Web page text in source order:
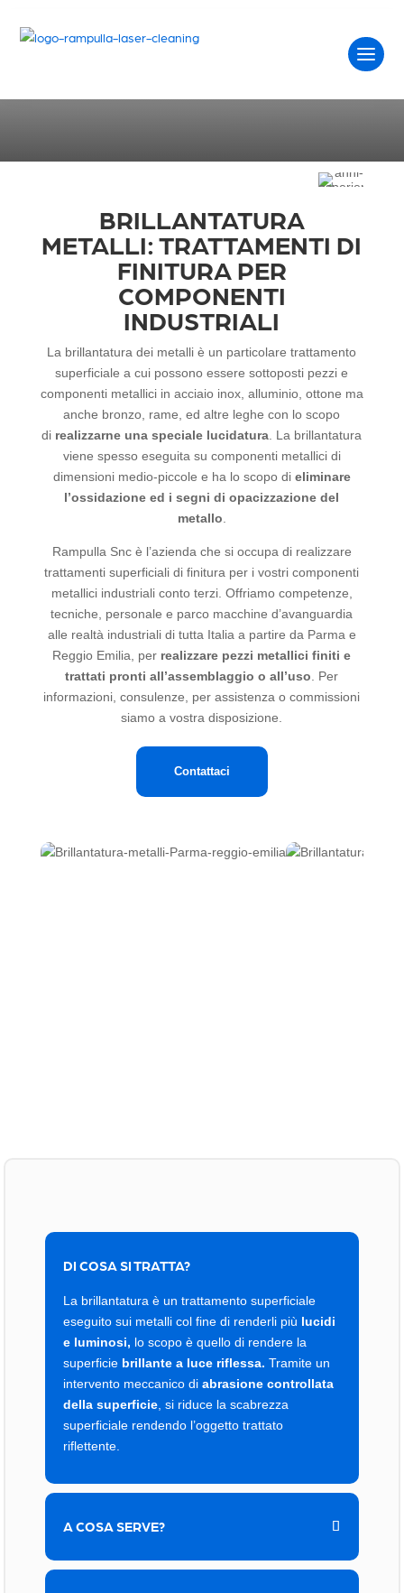
BRILLANTATURA
METALLI: TRATTAMENTI DI
FINITURA PER
COMPONENTI
INDUSTRIALI
La brillantatura dei metalli è un particolare trattamento
superficiale a cui possono essere sottoposti pezzi e
componenti metallici in acciaio inox, alluminio, ottone ma
anche bronzo, rame, ed altre leghe con lo scopo
di realizzarne una speciale lucidatura . La brillantatura
viene spesso eseguita su componenti metallici di
dimensioni medio-piccole e ha lo scopo di eliminare
l’ossidazione ed i segni di opacizzazione del
metallo
Rampulla Snc è l’azienda che si occupa di realizzare
trattamenti superficiali di finitura per i vostri componenti
metallici industriali conto terzi. Offriamo competenze,
tecniche, personale e parco macchine d’avanguardia
alle realtà industriali di tutta Italia a partire da Parma e
Reggio Emilia, per realizzare pezzi metallici finiti e
trattati pronti all’assemblaggio o all’uso . Per
informazioni, consulenze, per assistenza o commissioni
siamo a vostra disposizione.
Contattaci
DI COSA SI TRATTA?
La brillantatura è un trattamento superficiale
eseguito sui metalli col fine di renderli più lucidi
e luminosi, lo scopo è quello di rendere la
superficie brillante a luce riflessa. Tramite un
intervento meccanico di abrasione controllata
della superficie, si riduce la scabrezza
superficiale rendendo l’oggetto trattato
riflettente.
A COSA SERVE?